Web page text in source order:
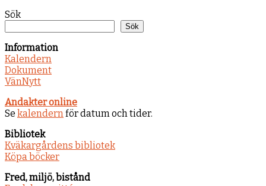
Sök
Sök
Information
Kalendern
Dokument
VänNytt
Andakter online
Se kalendernför datum och tider.
Bibliotek
Kväkargårdens bibliotek
Köpa böcker
Fred, miljö, bistånd